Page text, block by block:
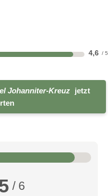
mit Einzelbett, Dusche und
4,6
Johanniter-Kreuz jetzt
/ 6